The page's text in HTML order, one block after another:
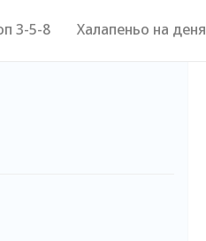
3-5-8 Халапеньо на деня